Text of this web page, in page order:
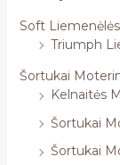
Soft
Triumph
Šortukai
Kelnaitės
Šortukai
Šortukai